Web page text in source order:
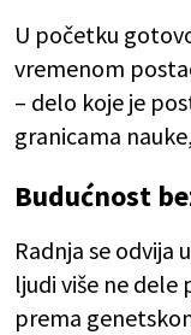
U početku
vremenom
– delo koje je
granicama
Budućnost
Radnja se odvija
ljudi više ne dele
prema